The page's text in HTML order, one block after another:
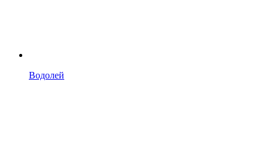
Водолей